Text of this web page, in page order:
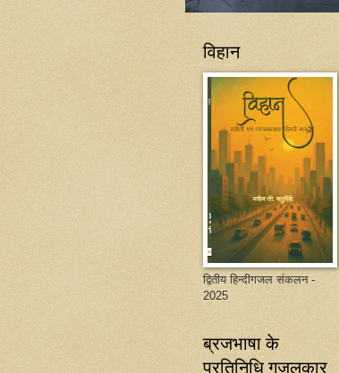
विहान
द्वितीय हिन्दीगजल संकलन -
2025
ब्रजभाषा के
प्रतिनिधि गजलकार